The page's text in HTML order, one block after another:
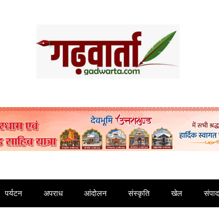
पर्यटन अपराध आंदोलन संस्कृति खेल